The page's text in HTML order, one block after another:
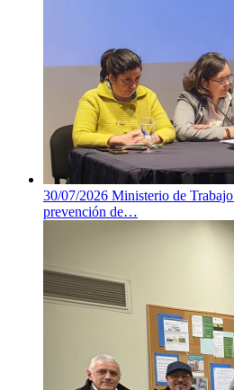
30/07/2026 Ministerio de
prevención de…